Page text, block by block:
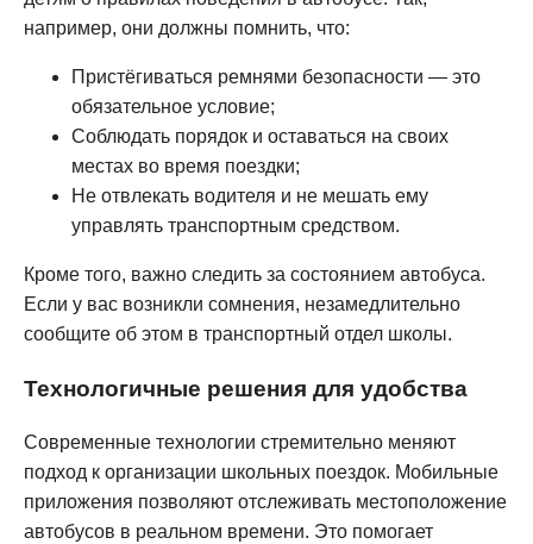
например, они должны помнить, что:
Пристёгиваться ремнями безопасности — это
обязательное условие;
Соблюдать порядок и оставаться на своих
местах во время поездки;
Не отвлекать водителя и не мешать ему
управлять транспортным средством.
Кроме того, важно следить за состоянием автобуса.
Если у вас возникли сомнения, незамедлительно
сообщите об этом в транспортный отдел школы.
Технологичные решения для удобства
Современные технологии стремительно меняют
подход к организации школьных поездок. Мобильные
приложения позволяют отслеживать местоположение
автобусов в реальном времени. Это помогает